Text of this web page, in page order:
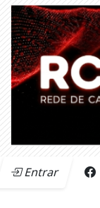
Entrar